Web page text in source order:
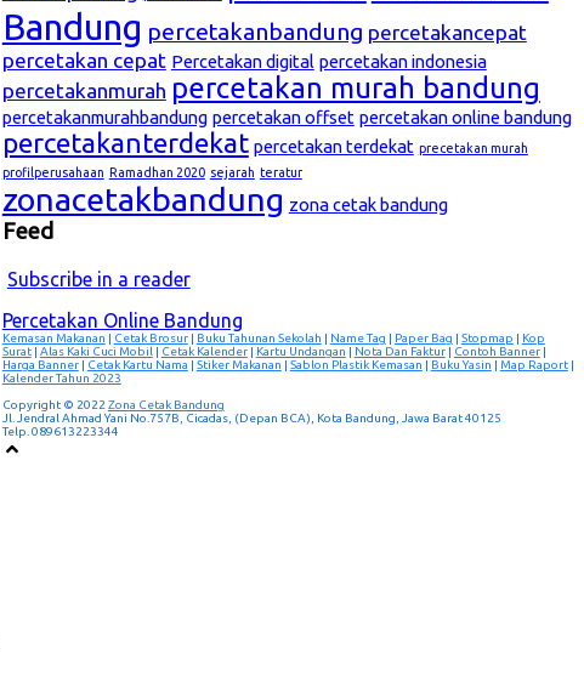
Bandung percetakanbandung percetakancepat
percetakan cepat Percetakan digital percetakan indonesia
percetakanmurah percetakan murah bandung
percetakanmurahbandung percetakan offset percetakan online bandung
percetakanterdekat percetakan terdekat precetakan murah
profilperusahaan Ramadhan 2020 sejarah teratur
zonacetakbandung zona cetak bandung
Feed
Subscribe in a reader
Percetakan Online Bandung
Kemasan Makanan | Cetak Brosur| Buku Tahunan Sekolah | Name Tag | Paper Bag | Stopmap | Kop
Surat| Alas Kaki Cuci Mobil | Cetak Kalender| Kartu Undangan | Nota Dan Faktur| Contoh Banner|
Harga Banner| Cetak Kartu Nama | Stiker Makanan | Sablon Plastik Kemasan | Buku Yasin | Map Raport|
Kalender Tahun 2023
Copyright © 2022 Zona Cetak Bandung
Jl. Jendral Ahmad Yani No.757B, Cicadas, (Depan BCA), Kota Bandung, Jawa Barat 40125
Telp. 089613223344